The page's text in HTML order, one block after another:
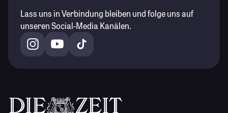
Lass uns in Verbindung bleiben und folge uns auf
unseren Social-Media Kanälen.